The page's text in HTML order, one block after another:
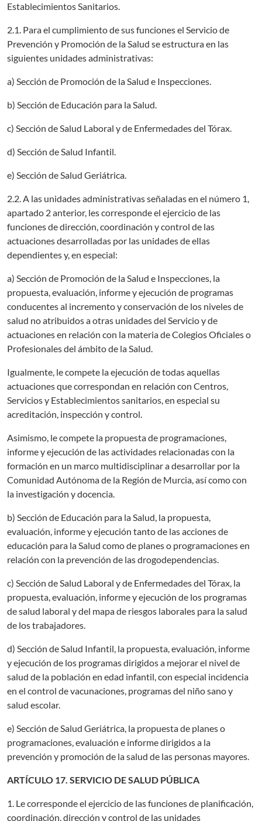
Establecimientos Sanitarios.
2.1. Para el cumplimiento de sus funciones el Servicio de
Prevención y Promoción de la Salud se estructura en las
siguientes unidades administrativas:
a) Sección de Promoción de la Salud e Inspecciones.
b) Sección de Educación para la Salud.
c) Sección de Salud Laboral y de Enfermedades del Tórax.
d) Sección de Salud Infantil.
e) Sección de Salud Geriátrica.
2.2. A las unidades administrativas señaladas en el número 1,
apartado 2 anterior, les corresponde el ejercicio de las
funciones de dirección, coordinación y control de las
actuaciones desarrolladas por las unidades de ellas
dependientes y, en especial:
a) Sección de Promoción de la Salud e Inspecciones, la
propuesta, evaluación, informe y ejecución de programas
conducentes al incremento y conservación de los niveles de
salud no atribuidos a otras unidades del Servicio y de
actuaciones en relación con la materia de Colegios Oficiales o
Profesionales del ámbito de la Salud.
Igualmente, le compete la ejecución de todas aquellas
actuaciones que correspondan en relación con Centros,
Servicios y Establecimientos sanitarios, en especial su
acreditación, inspección y control.
Asimismo, le compete la propuesta de programaciones,
informe y ejecución de las actividades relacionadas con la
formación en un marco multidisciplinar a desarrollar por la
Comunidad Autónoma de la Región de Murcia, así como con
la investigación y docencia.
b) Sección de Educación para la Salud, la propuesta,
evaluación, informe y ejecución tanto de las acciones de
educación para la Salud como de planes o programaciones en
relación con la prevención de las drogodependencias.
c) Sección de Salud Laboral y de Enfermedades del Tórax, la
propuesta, evaluación, informe y ejecución de los programas
de salud laboral y del mapa de riesgos laborales para la salud
de los trabajadores.
d) Sección de Salud Infantil, la propuesta, evaluación, informe
y ejecución de los programas dirigidos a mejorar el nivel de
salud de la población en edad infantil, con especial incidencia
en el control de vacunaciones, programas del niño sano y
salud escolar.
e) Sección de Salud Geriátrica, la propuesta de planes o
programaciones, evaluación e informe dirigidos a la
prevención y promoción de la salud de las personas mayores.
ARTÍCULO 17. SERVICIO DE SALUD PÚBLICA
1. Le corresponde el ejercicio de las funciones de planificación,
coordinación, dirección y control de las unidades